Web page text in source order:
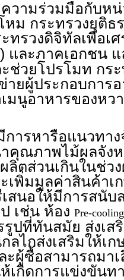
ความร่วมมือกับห
หม กระทรวงยุติธ
ทรวงดิจิทัลเพื่อเ
ละภาคเอกชน แ
ช่วยโปรโมท กร
ายผู้ประกอบการ
มนูอาหารของหว
การหารือแนวทา
คุณภาพไม้ผลจังห
ลิตส่วนเกินในช่ว
เพิ่มมูลค่าสินค้าเ
สนอให้มีการสนับ
เช่น ห้อง Pre-
รูปที่ทันสมัย ส่งเ
ลไกส่งเสริมให้เ
ะผู้ซื้อสามารถมา
เกิดการแข่งขันท